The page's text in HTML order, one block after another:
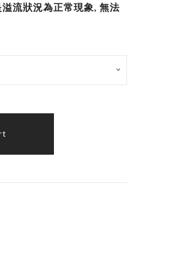
流狀況為正常現象, 無法